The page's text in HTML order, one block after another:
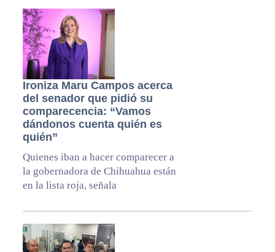
Ironiza Maru Campos acerca
del senador que pidió su
comparecencia: “Vamos
dándonos cuenta quién es
quién”
Quienes iban a hacer comparecer a
la gobernadora de Chihuahua están
en la lista roja, señala